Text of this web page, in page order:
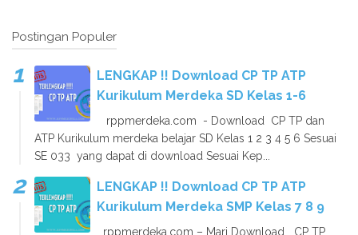
Postingan Populer
LENGKAP !! Download CP TP ATP
Kurikulum Merdeka SD Kelas 1-6
rppmerdeka.com - Download CP TP dan
ATP Kurikulum merdeka belajar SD Kelas 1 2 3 4 5 6 Sesuai
SE 033 yang dapat di download Sesuai Kep...
LENGKAP !! Download CP TP ATP
Kurikulum Merdeka SMP Kelas 7 8 9
rppmerdeka.com – Mari Download CP TP